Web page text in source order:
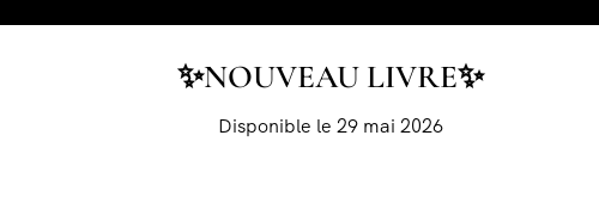
✨NOUVEAU LIVRE✨
Disponible le 29 mai 2026